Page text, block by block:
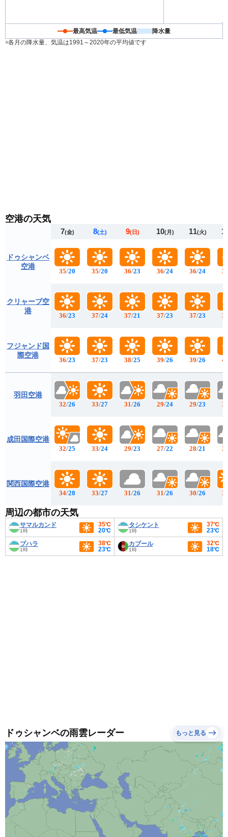
最高気温 最低気温
降水量
※各月の降水量、気温は1991～2020年の平均値です
空港の天気
ドゥシャンベ
空港
クリャーブ空
港
フジャンド国
際空港
羽田空港
成田国際空港
関西国際空港
7(金)
35/20
36/23
36/23
32/26
32/25
34/28
8(土)
35/20
37/24
37/23
33/27
33/24
33/27
9(日)
36/23
37/21
38/25
31/26
29/23
31/26
10(月)
36/24
37/23
39/26
29/24
27/22
31/26
11(火)
36/24
37/23
39/26
29/23
28/21
30/26
周辺の都市の天気
サマルカンド
1時
35℃
20℃
タシケント
1時
37℃
23℃
ブハラ
1時
38℃
23℃
カブール
1時
32℃
18℃
ドゥシャンベの雨雲レーダー もっと見る